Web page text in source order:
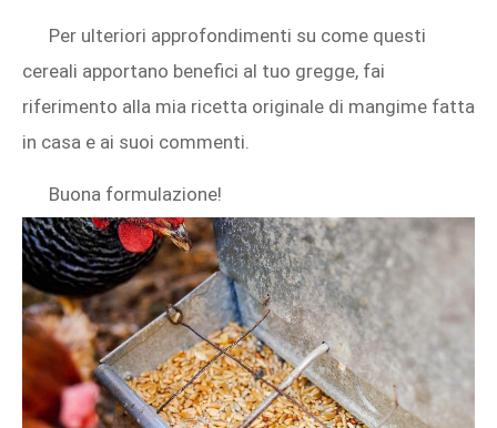
Per ulteriori approfondimenti su come questi
cereali apportano benefici al tuo gregge, fai
riferimento alla mia ricetta originale di mangime fatta
in casa e ai suoi commenti.
Buona formulazione!